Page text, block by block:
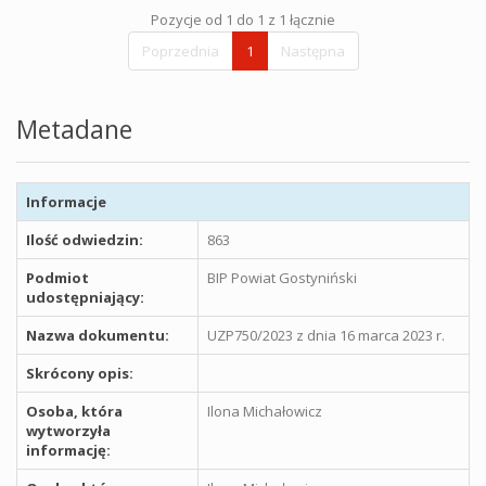
Pozycje od 1 do 1 z 1 łącznie
Poprzednia
1 Następna
Metadane
Informacje
Ilość odwiedzin:
863
Podmiot
udostępniający:
BIP Powiat Gostyniński
Nazwa dokumentu:
UZP750/2023 z dnia 16 marca 2023 r.
Skrócony opis:
Osoba, która
wytworzyła
informację:
Ilona Michałowicz